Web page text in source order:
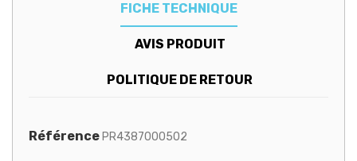
FICHE TECHNIQUE
AVIS PRODUIT
POLITIQUE DE RETOUR
Référence PR4387000502